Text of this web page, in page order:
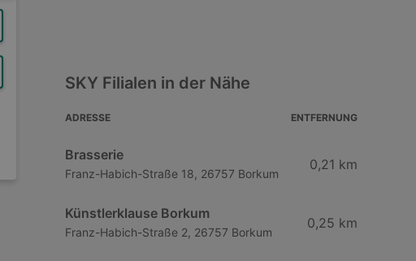
SKY Filialen in der Nähe
ADRESSE ENTFERNUNG
Brasserie
Franz-Habich-Straße 18, 26757 Borkum
0,21 km
Künstlerklause Borkum
Franz-Habich-Straße 2, 26757 Borkum
0,25 km